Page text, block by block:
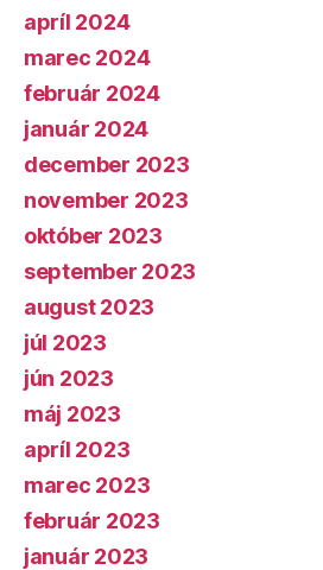
apríl 2024
marec 2024
február 2024
január 2024
december 2023
november 2023
október 2023
september 2023
august 2023
júl 2023
jún 2023
máj 2023
apríl 2023
marec 2023
február 2023
január 2023